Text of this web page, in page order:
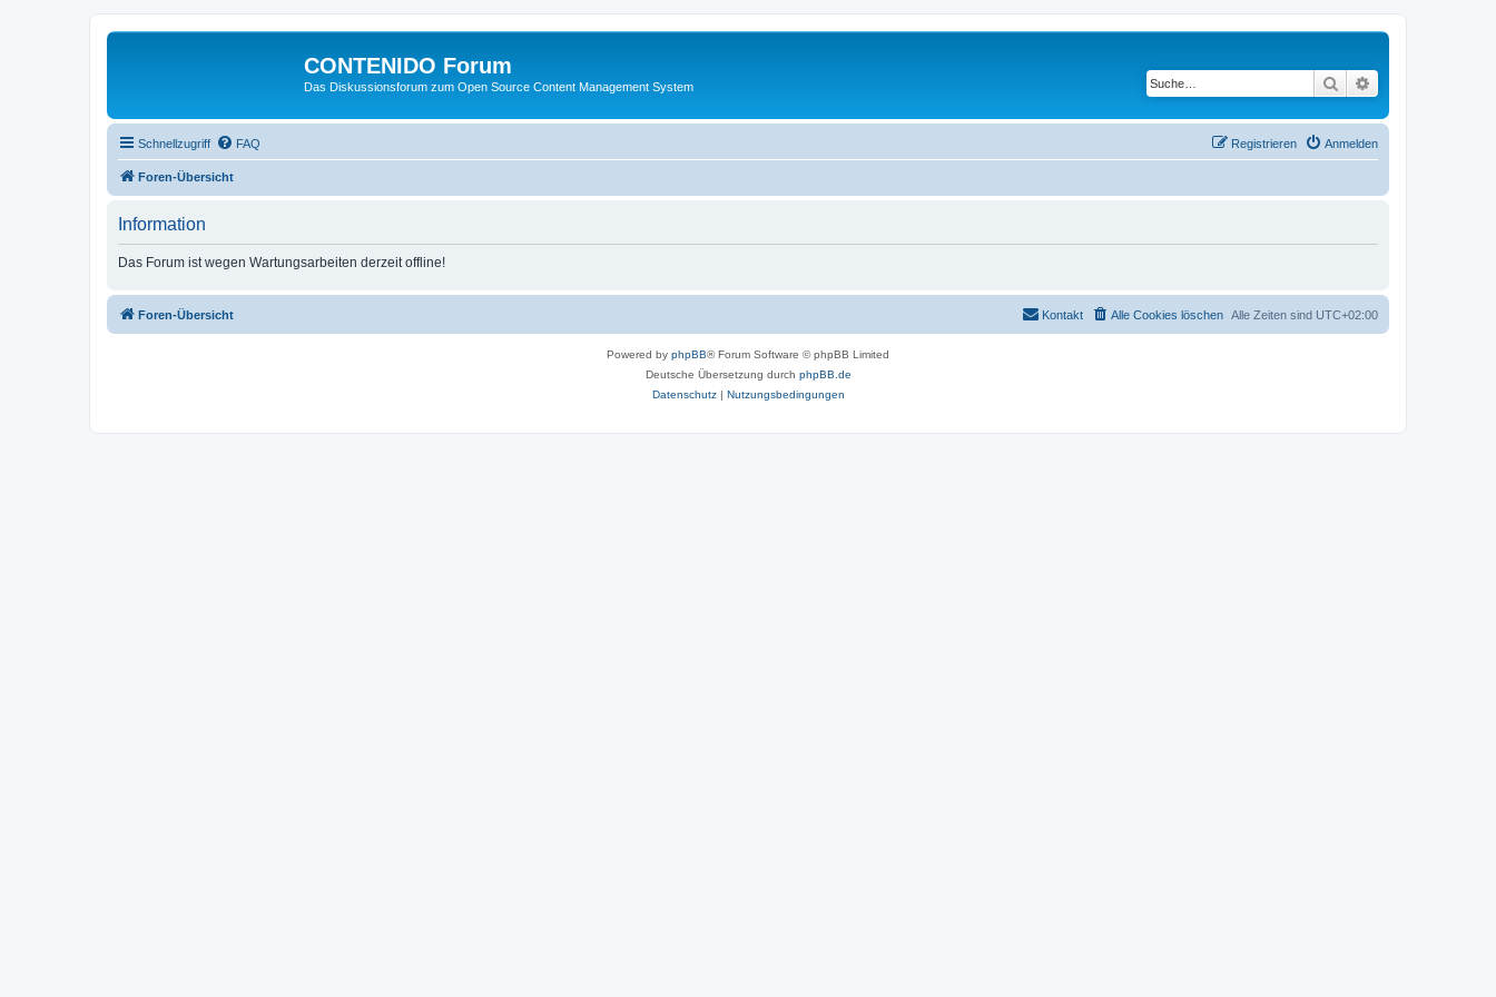
CONTENIDO Forum
Das Diskussionsforum zum Open Source Content Management System Suche
Schnellzugriff FAQ Anmelden
Registrieren
Foren-Übersicht
Information
Das Forum ist wegen Wartungsarbeiten derzeit offline!
Foren-Übersicht Alle Zeiten sind UTC+02:00
Alle Cookies löschen
Kontakt
Powered by phpBB® Forum Software © phpBB Limited
Deutsche Übersetzung durch phpBB.de
Datenschutz| Nutzungsbedingungen